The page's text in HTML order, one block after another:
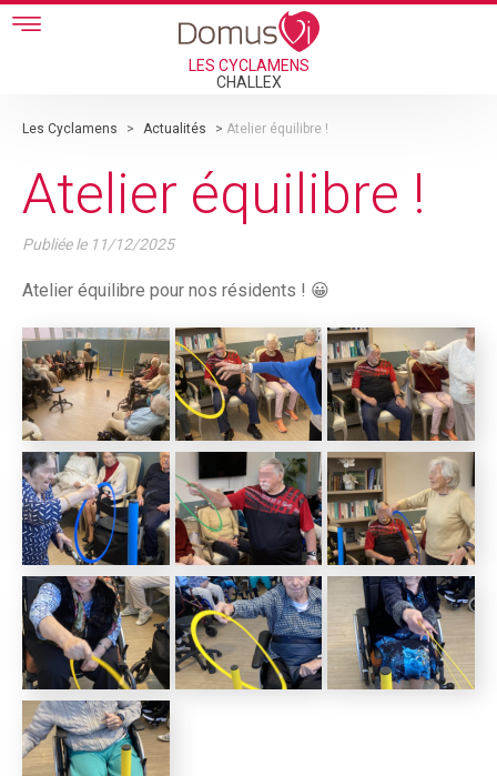
Skip to main content
LES CYCLAMENS
CHALLEX
Les Cyclamens > Actualités > Atelier équilibre !
Atelier équilibre !
Publiée le 11/12/2025
Atelier équilibre pour nos résidents ! 😀